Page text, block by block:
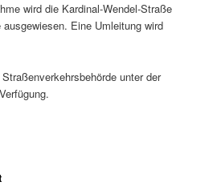
wird die Kardinal-Wendel-Straße
Eine Umleitung wird
unter der